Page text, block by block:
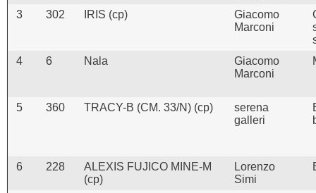
3
302 IRIS (cp)
Giacomo
Marconi
4
6 Nala
Giacomo
Marconi
5 360 TRACY-B (CM. 33/N) (cp)
serena
galleri
6 228
ALEXIS FUJICO MINE-M
(cp)
Lorenzo
Simi